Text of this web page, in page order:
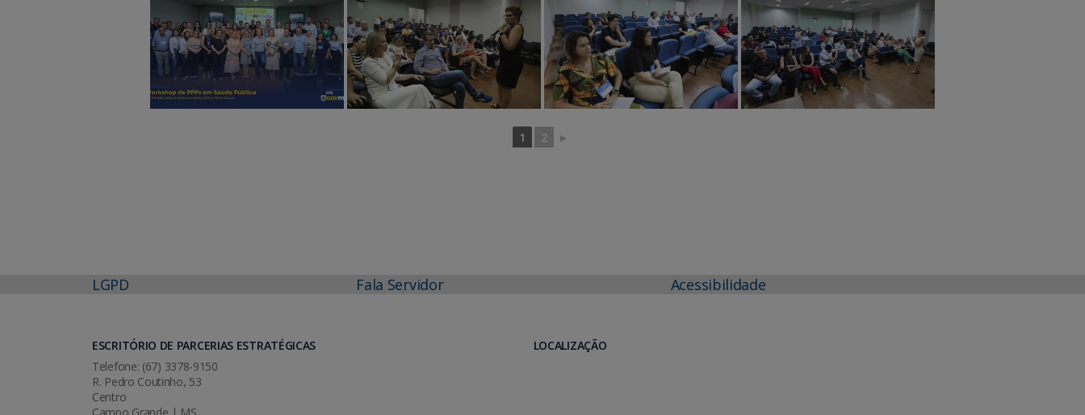
1 2 ►
LGPD Fala Servidor Acessibilidade
ESCRITÓRIO DE PARCERIAS ESTRATÉGICAS
Telefone: (67) 3378-9150
R. Pedro Coutinho, 53
Centro
Campo Grande | MS
LOCALIZAÇÃO